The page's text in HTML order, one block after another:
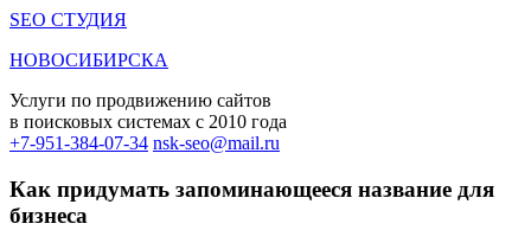
SEO СТУДИЯ
НОВОСИБИРСКА
Услуги по продвижению сайтов
в поисковых системах c 2010 года
+7-951-384-07-34 nsk-seo@mail.ru
Как придумать запоминающееся название для
бизнеса